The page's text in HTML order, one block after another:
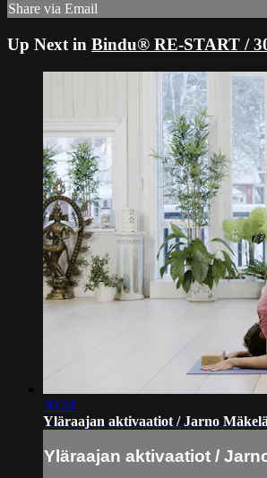
Share via Email
Up Next in Bindu® RE-START /
30:24
Yläraajan aktivaatiot / Jarno
Yläraajan aktivaatiot /